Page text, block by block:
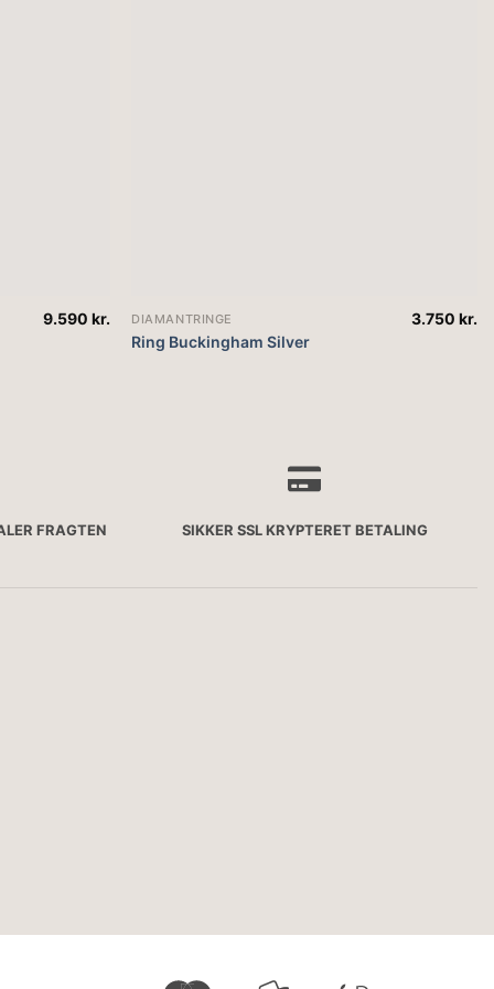
9.590 kr. DIAMANTRINGE
Ring Buckingham Silver
3.750kr.
FRAGTEN SIKKER SSL KRYPTERET BETALING